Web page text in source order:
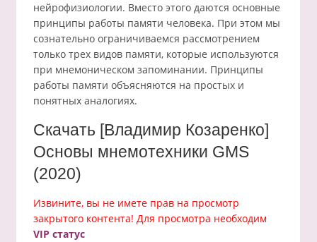
нейрофизиологии. Вместо этого даются основные
принципы работы памяти человека. При этом мы
сознательно ограничиваемся рассмотрением
только трех видов памяти, которые используются
при мнемоническом запоминании. Принципы
работы памяти объясняются на простых и
понятных аналогиях.
Скачать [Владимир Козаренко]
Основы мнемотехники GMS
(2020)
Извините, вы не имете прав на просмотр
закрытого контента! Для просмотра необходим
VIP статус